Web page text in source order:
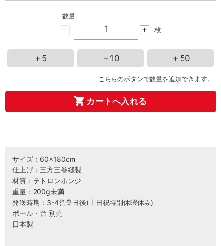
-
数量
+ 枚
＋5 ＋10 ＋50
こちらのボタンで数量を追加できます。
カートへ入れる
サイズ：60×180cm
仕上げ：三方三巻縫製
材質：テトロンポンジ
重量：200g未満
発送時期：3-4営業日後(土日祝特別休暇休み)
ポール・台 別売
日本製